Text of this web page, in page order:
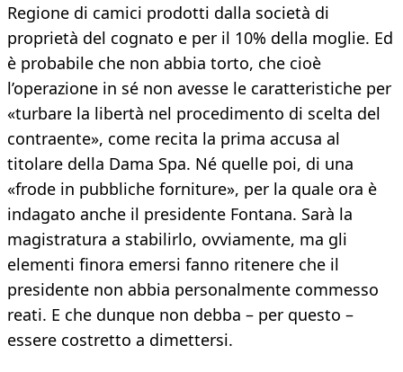
Regione di camici prodotti dalla società di
proprietà del cognato e per il 10% della moglie. Ed
è probabile che non abbia torto, che cioè
l’operazione in sé non avesse le caratteristiche per
«turbare la libertà nel procedimento di scelta del
contraente», come recita la prima accusa al
titolare della Dama Spa. Né quelle poi, di una
«frode in pubbliche forniture», per la quale ora è
indagato anche il presidente Fontana. Sarà la
magistratura a stabilirlo, ovviamente, ma gli
elementi finora emersi fanno ritenere che il
presidente non abbia personalmente commesso
reati. E che dunque non debba – per questo –
essere costretto a dimettersi.